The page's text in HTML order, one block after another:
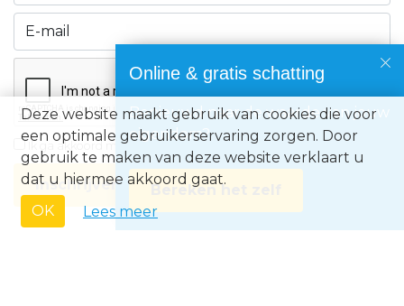
Online & gratis schatting
Benieuwd naar de waarde van jouw
eigendom?
Bereken het zelf
Ik ga akkoord met de privacyvoorwaarden
Inschrijven
Deze website maakt gebruik van cookies die voor
een optimale gebruikerservaring zorgen. Door
gebruik te maken van deze website verklaart u
dat u hiermee akkoord gaat.
OK
Lees meer